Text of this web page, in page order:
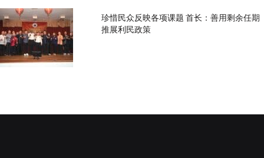
珍惜民众反映各项课题 首长：善用剩余任期
推展利民政策